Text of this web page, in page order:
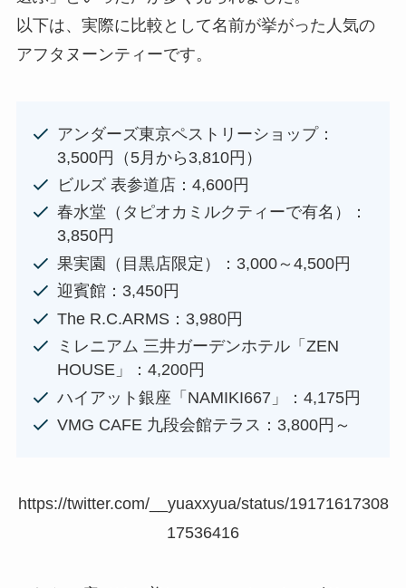
以下は、実際に比較として名前が挙がった人気の
アフタヌーンティーです。
アンダーズ東京ペストリーショップ：
3,500円（5月から3,810円）
ビルズ 表参道店：4,600円
春水堂（タピオカミルクティーで有名）：
3,850円
果実園（目黒店限定）：3,000～4,500円
迎賓館：3,450円
The R.C.ARMS：3,980円
ミレニアム 三井ガーデンホテル「ZEN
HOUSE」：4,200円
ハイアット銀座「NAMIKI667」：4,175円
VMG CAFE 九段会館テラス：3,800円～
https://twitter.com/__yuaxxyua/status/19171617308
17536416